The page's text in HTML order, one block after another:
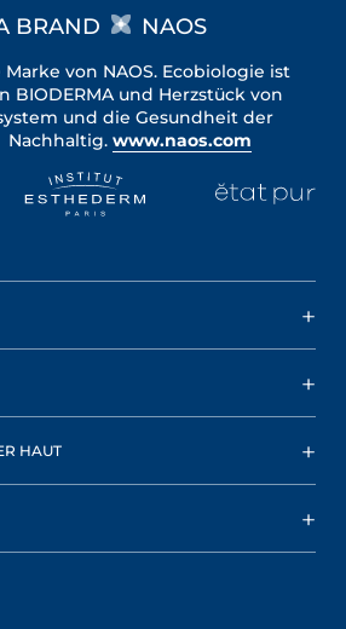
BRAND NAOS
Marke von NAOS. Ecobiologie ist
BIODERMA und Herzstück von
und die Gesundheit der
Nachhaltig. www.naos.com
HAUT